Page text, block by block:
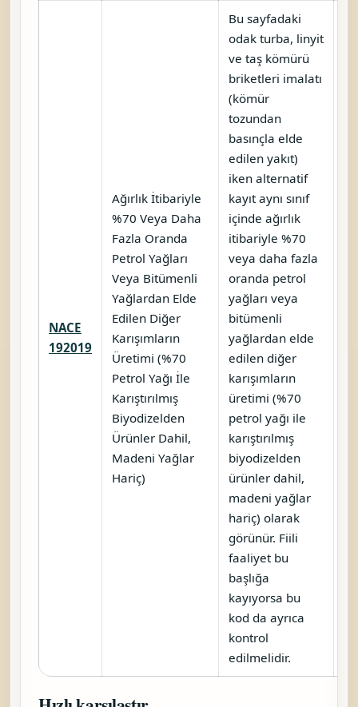
NACE
192019
Ağırlık İtibariyle
%70 Veya Daha
Fazla Oranda
Petrol Yağları
Veya Bitümenli
Yağlardan Elde
Edilen Diğer
Karışımların
Üretimi (%70
Petrol Yağı İle
Karıştırılmış
Biyodizelden
Ürünler Dahil,
Madeni Yağlar
Hariç)
Bu sayfadaki
odak turba, linyit
ve taş kömürü
briketleri imalatı
(kömür
tozundan
basınçla elde
edilen yakıt)
iken alternatif
kayıt aynı sınıf
içinde ağırlık
itibariyle %70
veya daha fazla
oranda petrol
yağları veya
bitümenli
yağlardan elde
edilen diğer
karışımların
üretimi (%70
petrol yağı ile
karıştırılmış
biyodizelden
ürünler dahil,
madeni yağlar
hariç) olarak
görünür. Fiili
faaliyet bu
başlığa
kayıyorsa bu
kod da ayrıca
kontrol
edilmelidir.